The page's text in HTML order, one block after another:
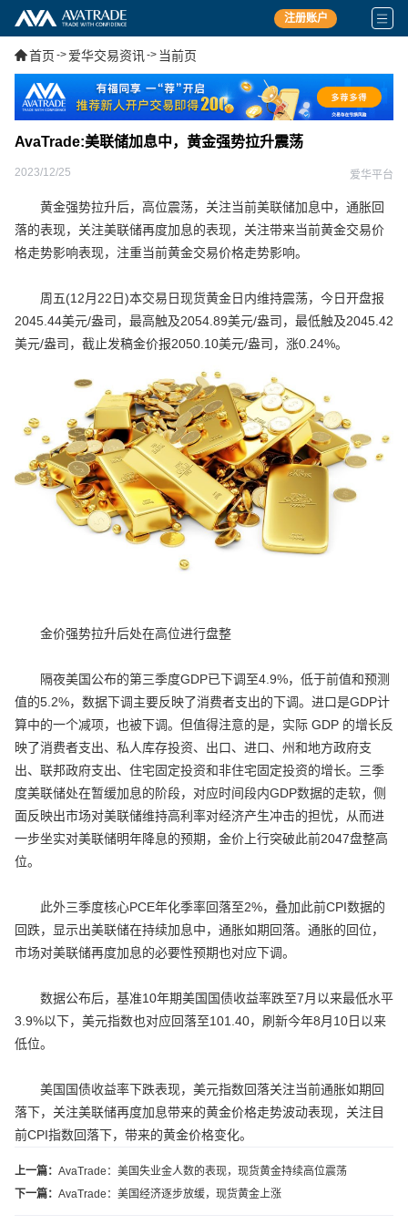
注册账户
首页 -> 爱华交易资讯 -> 当前页
AvaTrade:美联储加息中，黄金强势拉升震荡
2023/12/25 爱华平台
黄金强势拉升后，高位震荡，关注当前美联储加息中，通胀回
落的表现，关注美联储再度加息的表现，关注带来当前黄金交易价
格走势影响表现，注重当前黄金交易价格走势影响。
周五(12月22日)本交易日现货黄金日内维持震荡，今日开盘报
2045.44美元/盎司，最高触及2054.89美元/盎司，最低触及2045.42
美元/盎司，截止发稿金价报2050.10美元/盎司，涨0.24%。
金价强势拉升后处在高位进行盘整
隔夜美国公布的第三季度GDP已下调至4.9%，低于前值和预测
值的5.2%，数据下调主要反映了消费者支出的下调。进口是GDP计
算中的一个减项，也被下调。但值得注意的是，实际 GDP 的增长反
映了消费者支出、私人库存投资、出口、进口、州和地方政府支
出、联邦政府支出、住宅固定投资和非住宅固定投资的增长。三季
度美联储处在暂缓加息的阶段，对应时间段内GDP数据的走软，侧
面反映出市场对美联储维持高利率对经济产生冲击的担忧，从而进
一步坐实对美联储明年降息的预期，金价上行突破此前2047盘整高
位。
此外三季度核心PCE年化季率回落至2%，叠加此前CPI数据的
回跌，显示出美联储在持续加息中，通胀如期回落。通胀的回位，
市场对美联储再度加息的必要性预期也对应下调。
数据公布后，基准10年期美国国债收益率跌至7月以来最低水平
3.9%以下，美元指数也对应回落至101.40，刷新今年8月10日以来
低位。
美国国债收益率下跌表现，美元指数回落关注当前通胀如期回
落下，关注美联储再度加息带来的黄金价格走势波动表现，关注目
前CPI指数回落下，带来的黄金价格变化。
上一篇： AvaTrade：美国失业金人数的表现，现货黄金持续高位震荡
下一篇： AvaTrade：美国经济逐步放缓，现货黄金上涨